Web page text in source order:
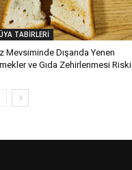
TABİRLERİ
Mevsiminde Dışarıda Yenen
ve Gıda Zehirlenmesi Riski